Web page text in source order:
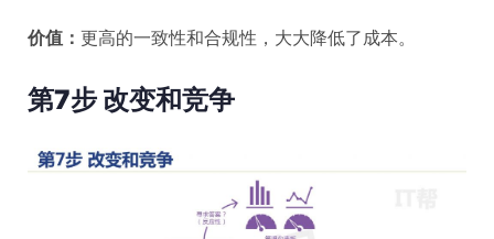
价值： 更高的一致性和合规性，大大降低了成本。
第7步 改变和竞争